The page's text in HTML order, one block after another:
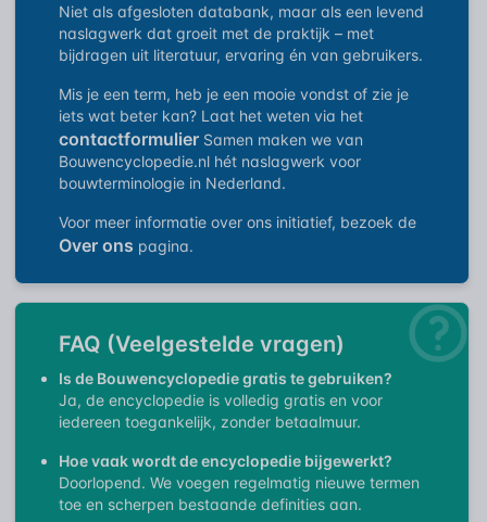
Niet als afgesloten databank, maar als een levend
naslagwerk dat groeit met de praktijk – met
bijdragen uit literatuur, ervaring én van gebruikers.
Mis je een term, heb je een mooie vondst of zie je
iets wat beter kan? Laat het weten via het
contactformulier Samen maken we van
Bouwencyclopedie.nl hét naslagwerk voor
bouwterminologie in Nederland.
Voor meer informatie over ons initiatief, bezoek de
Over ons pagina.
FAQ (Veelgestelde vragen)
Is de Bouwencyclopedie gratis te gebruiken?
Ja, de encyclopedie is volledig gratis en voor
iedereen toegankelijk, zonder betaalmuur.
Hoe vaak wordt de encyclopedie bijgewerkt?
Doorlopend. We voegen regelmatig nieuwe termen
toe en scherpen bestaande definities aan.